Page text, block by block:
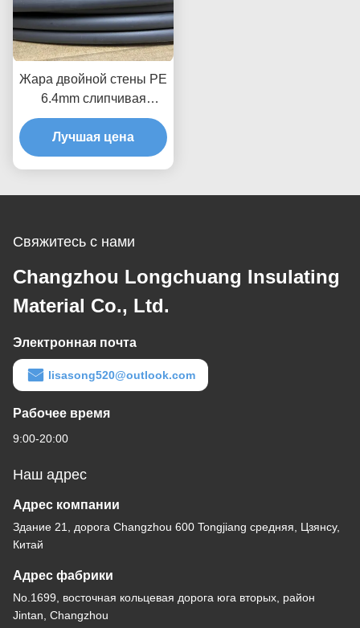
Жара двойной стены PE
6.4mm слипчивая
сжимает трубопровод
сокращения 100mm 3 до
1
Лучшая цена
Свяжитесь с нами
Changzhou Longchuang Insulating
Material Co., Ltd.
Электронная почта
lisasong520@outlook.com
Рабочее время
9:00-20:00
Наш адрес
Адрес компании
Здание 21, дорога Changzhou 600 Tongjiang средняя, Цзянсу,
Китай
Адрес фабрики
No.1699, восточная кольцевая дорога юга вторых, район
Jintan, Changzhou